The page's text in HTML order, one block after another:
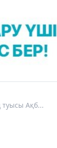
Ақб...